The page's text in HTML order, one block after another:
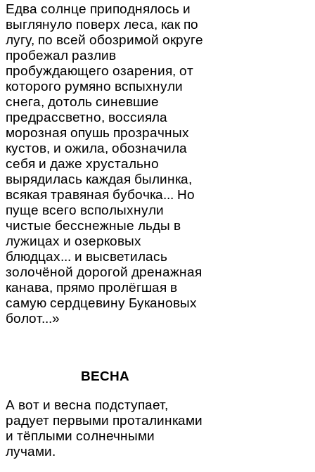
Едва солнце приподнялось и
выглянуло поверх леса, как по
лугу, по всей обозримой округе
пробежал разлив
пробуждающего озарения, от
которого румяно вспыхнули
снега, дотоль синевшие
предрассветно, воссияла
морозная опушь прозрачных
кустов, и ожила, обозначила
себя и даже хрустально
вырядилась каждая былинка,
всякая травяная бубочка... Но
пуще всего всполыхнули
чистые бесснежные льды в
лужицах и озерковых
блюдцах... и высветилась
золочёной дорогой дренажная
канава, прямо пролёгшая в
самую сердцевину Букановых
болот...»
ВЕСНА
А вот и весна подступает,
радует первыми проталинками
и тёплыми солнечными
лучами.